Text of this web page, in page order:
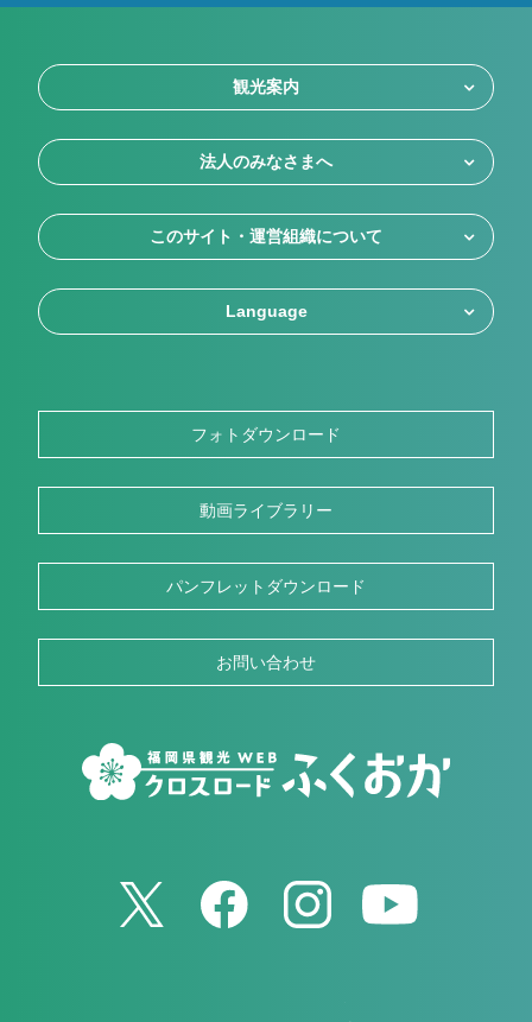
観光案内
法人のみなさまへ
このサイト・運営組織について
Language
フォトダウンロード
動画ライブラリー
パンフレットダウンロード
お問い合わせ